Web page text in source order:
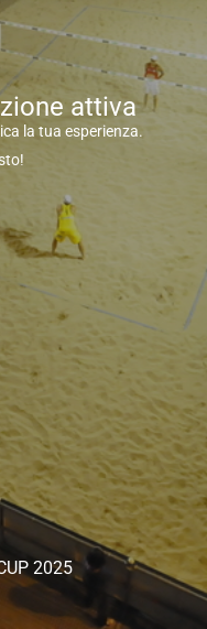
attiva
la tua esperienza.
2025